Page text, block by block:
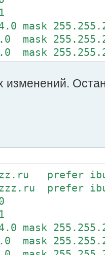
mask
mask
mask
изменений.
prefer
prefer
mask
mask